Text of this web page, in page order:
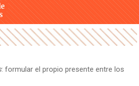
: formular el propio presente entre los